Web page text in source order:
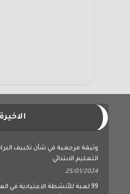
الاخيرة
وثيقة مرجعية في شأن تكييف
التعليم الابتدائي
25/01/2024
99 لعبة للأنشطة الاعتيادية في